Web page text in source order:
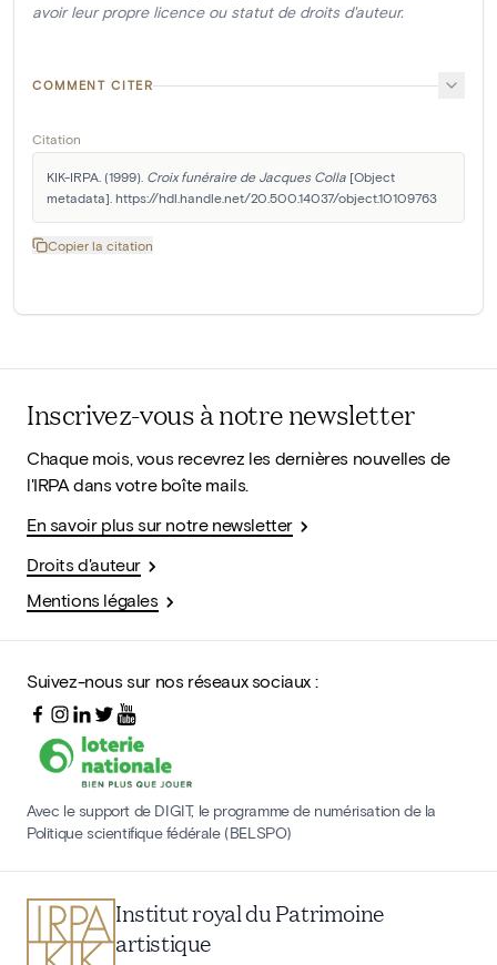
avoir leur propre licence ou statut de droits d'auteur.
COMMENT CITER
Citation
KIK-IRPA. (1999). Croix funéraire de Jacques Colla [Object
metadata]. https://hdl.handle.net/20.500.14037/object.10109763
Copier la citation
Inscrivez-vous à notre newsletter
Chaque mois, vous recevrez les dernières nouvelles de
l'IRPA dans votre boîte mails.
En savoir plus sur notre newsletter
Droits d'auteur
Mentions légales
Suivez-nous sur nos réseaux sociaux :
Avec le support de DIGIT, le programme de numérisation de la
Politique scientifique fédérale (BELSPO)
Institut royal du Patrimoine
artistique